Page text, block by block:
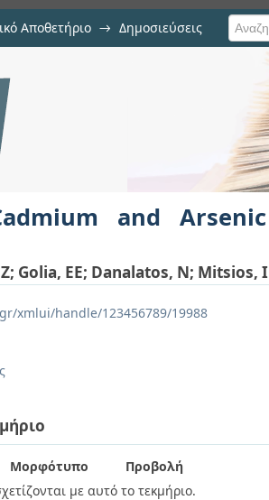
Αποθετήριο → Δημοσιεύσεις
by goethite and
and
; Golia, EE; Danalatos, N; Mitsios,
xmlui/handle/123456789/19988
Μορφότυπο
Προβολή
με αυτό το τεκμήριο.